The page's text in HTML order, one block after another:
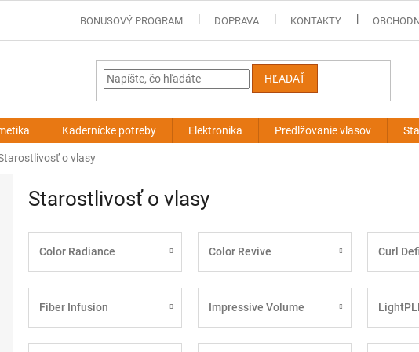
BONUSOVÝ PROGRAM DOPRAVA KONTAKTY
HĽADAŤ
Kadernícke potreby Elektronika Predlžovanie vlasov
o vlasy
Starostlivosť o vlasy
Color Radiance Color Revive Curl
Fiber Infusion Impressive Volume